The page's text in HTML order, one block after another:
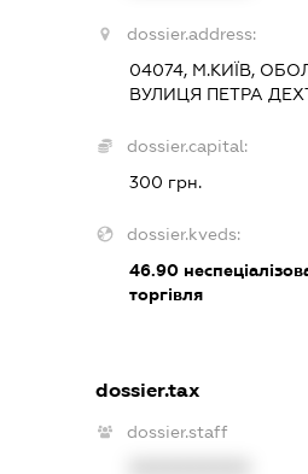
dossier.address:
04074, М.КИЇВ,
ВУЛИЦЯ ПЕТРА
dossier.capital:
300 грн.
dossier.kveds:
46.90
торгівля
dossier.tax
dossier.staff